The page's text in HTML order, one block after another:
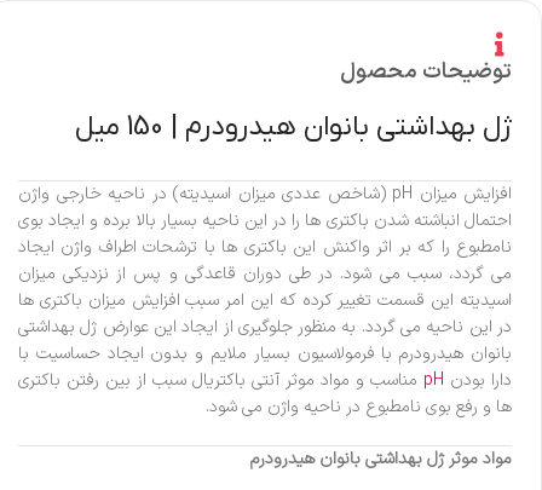
توضیحات محصول
ژل بهداشتی بانوان هیدرودرم | 150 میل
افزایش میزان pH (شاخص عددی میزان اسیدیته) در ناحیه خارجی واژن
احتمال انباشته شدن باکتری ها را در این ناحیه بسیار بالا برده و ایجاد بوی
نامطبوع را که بر اثر واکنش این باکتری ها با ترشحات اطراف واژن ایجاد
می گردد، سبب می شود. در طی دوران قاعدگی و پس از نزدیکی میزان
اسیدیته این قسمت تغییر کرده که این امر سبب افزایش میزان باکتری ها
در این ناحیه می گردد. به منظور جلوگیری از ایجاد این عوارض ژل بهداشتی
بانوان هیدرودرم با فرمولاسیون بسیار ملایم و بدون ایجاد حساسیت با
دارا بودن pH مناسب و مواد موثر آنتی باکتریال سبب از بین رفتن باکتری
ها و رفع بوی نامطبوع در ناحیه واژن می شود.
مواد موثر ژل بهداشتی بانوان هیدرودرم